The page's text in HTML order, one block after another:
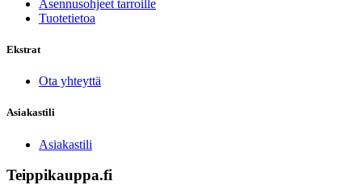
Asennusohjeet tarroille
Tuotetietoa
Ekstrat
Ota yhteyttä
Asiakastili
Asiakastili
Teippikauppa.fi